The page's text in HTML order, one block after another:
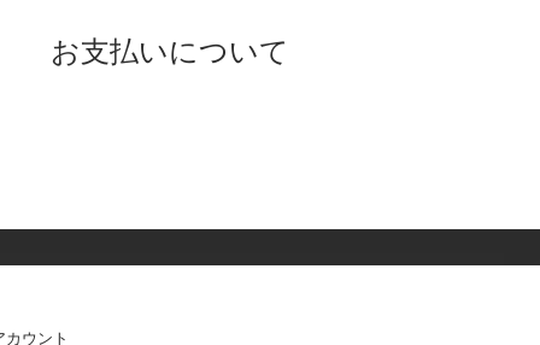
お支払いについて
カウント